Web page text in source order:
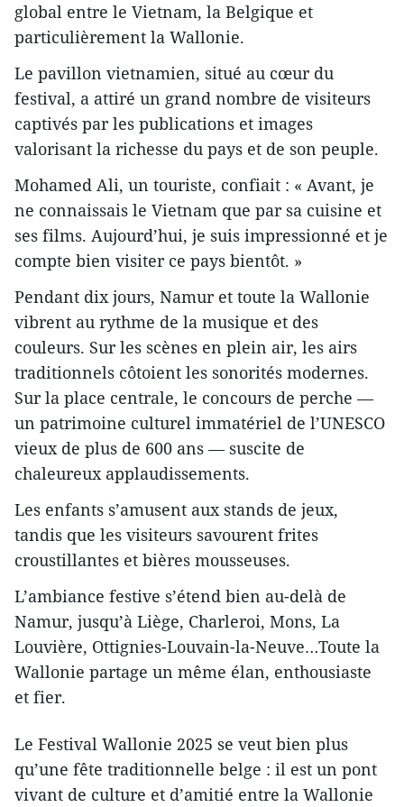
global entre le Vietnam, la Belgique et
particulièrement la Wallonie.
Le pavillon vietnamien, situé au cœur du
festival, a attiré un grand nombre de visiteurs
captivés par les publications et images
valorisant la richesse du pays et de son peuple.
Mohamed Ali, un touriste, confiait : « Avant, je
ne connaissais le Vietnam que par sa cuisine et
ses films. Aujourd’hui, je suis impressionné et je
compte bien visiter ce pays bientôt. »
Pendant dix jours, Namur et toute la Wallonie
vibrent au rythme de la musique et des
couleurs. Sur les scènes en plein air, les airs
traditionnels côtoient les sonorités modernes.
Sur la place centrale, le concours de perche —
un patrimoine culturel immatériel de l’UNESCO
vieux de plus de 600 ans — suscite de
chaleureux applaudissements.
Les enfants s’amusent aux stands de jeux,
tandis que les visiteurs savourent frites
croustillantes et bières mousseuses.
L’ambiance festive s’étend bien au-delà de
Namur, jusqu’à Liège, Charleroi, Mons, La
Louvière, Ottignies-Louvain-la-Neuve…Toute la
Wallonie partage un même élan, enthousiaste
et fier.
Le Festival Wallonie 2025 se veut bien plus
qu’une fête traditionnelle belge : il est un pont
vivant de culture et d’amitié entre la Wallonie